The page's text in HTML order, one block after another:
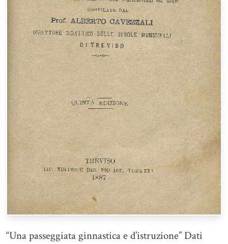
“Una passeggiata ginnastica e d’istruzione” Dati